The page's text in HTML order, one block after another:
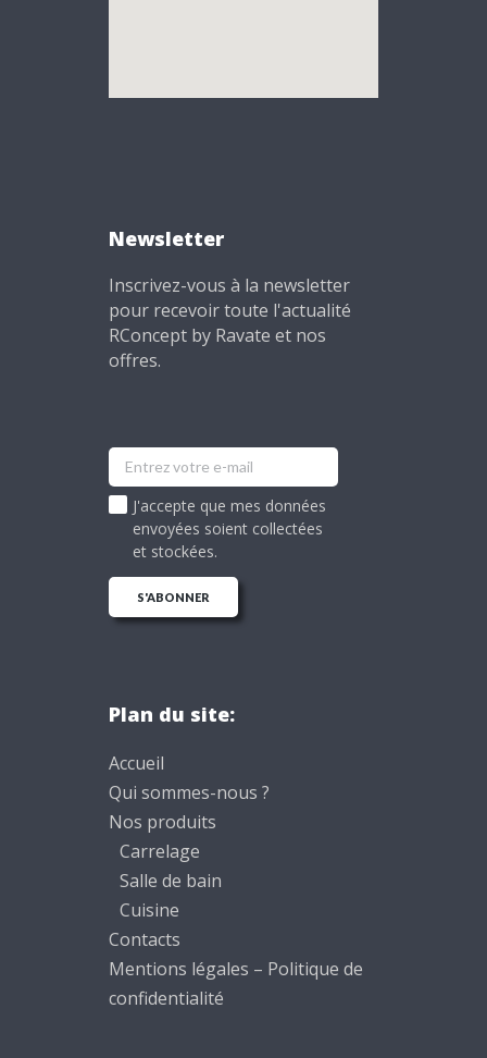
Newsletter
Inscrivez-vous à la newsletter
pour recevoir toute l'actualité
RConcept by Ravate et nos
offres.
J'accepte que mes données
envoyées soient collectées
et stockées.
Plan du site:
Accueil
Qui sommes-nous ?
Nos produits
Carrelage
Salle de bain
Cuisine
Contacts
Mentions légales – Politique de
confidentialité